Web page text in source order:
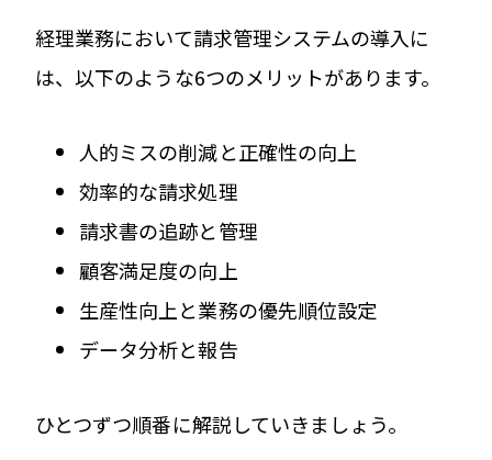
経理業務において請求管理システムの導入に
は、以下のような6つのメリットがあります。
人的ミスの削減と正確性の向上
効率的な請求処理
請求書の追跡と管理
顧客満足度の向上
生産性向上と業務の優先順位設定
データ分析と報告
ひとつずつ順番に解説していきましょう。